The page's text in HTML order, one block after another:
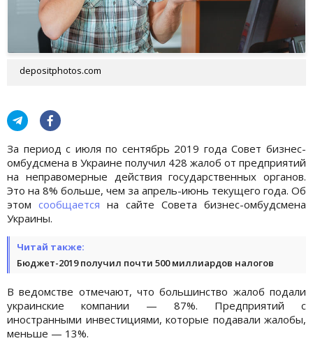
depositphotos.com
За период с июля по сентябрь 2019 года Совет бизнес-
омбудсмена в Украине получил 428 жалоб от предприятий
на неправомерные действия государственных органов.
Это на 8% больше, чем за апрель-июнь текущего года. Об
этом сообщается на сайте Совета бизнес-омбудсмена
Украины.
Читай также:
Бюджет-2019 получил почти 500 миллиардов налогов
В ведомстве отмечают, что большинство жалоб подали
украинские компании — 87%. Предприятий с
иностранными инвестициями, которые подавали жалобы,
меньше — 13%.